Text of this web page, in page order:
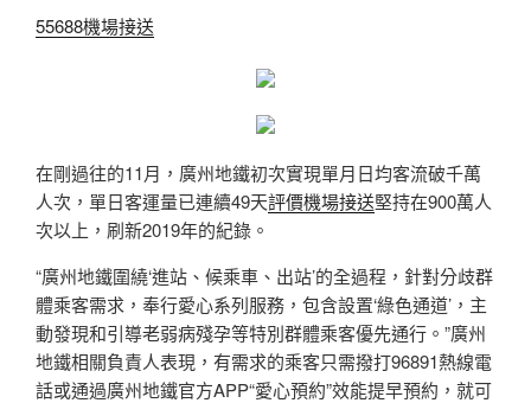
55688機場接送
在剛過往的11月，廣州地鐵初次實現單月日均客流破千萬
人次，單日客運量已連續49天評價機場接送堅持在900萬人
次以上，刷新2019年的紀錄。
“廣州地鐵圍繞‘進站、候乘車、出站’的全過程，針對分歧群
體乘客需求，奉行愛心系列服務，包含設置‘綠色通道’，主
動發現和引導老弱病殘孕等特別群體乘客優先通行。”廣州
地鐵相關負責人表現，有需求的乘客只需撥打96891熱線電
話或通過廣州地鐵官方APP“愛心預約”效能提早預約，就可